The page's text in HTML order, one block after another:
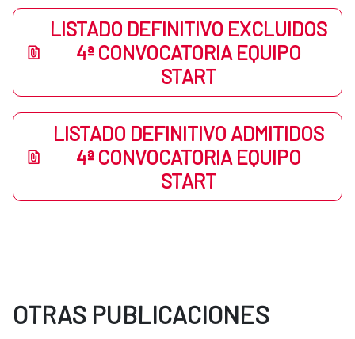
LISTADO DEFINITIVO EXCLUIDOS
4ª CONVOCATORIA EQUIPO
START
LISTADO DEFINITIVO ADMITIDOS
4ª CONVOCATORIA EQUIPO
START
OTRAS PUBLICACIONES